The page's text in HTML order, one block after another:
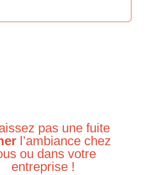
pas une fuite
l’ambiance chez
ou dans votre
entreprise !